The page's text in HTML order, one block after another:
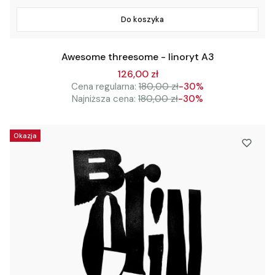
Do koszyka
Awesome threesome - linoryt A3
126,00 zł
Cena regularna: 180,00 zł-30%
Najniższa cena: 180,00 zł-30%
Okazja